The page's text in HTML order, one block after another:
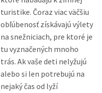
turistike. Čoraz viac väčšiu
obľúbenosť získávajú výlety
na snežniciach, pre ktoré je
tu vyznačených mnoho
trás. Ak vaše deti nelyžujú
alebo si len potrebujú na
nejaký čas od lyží